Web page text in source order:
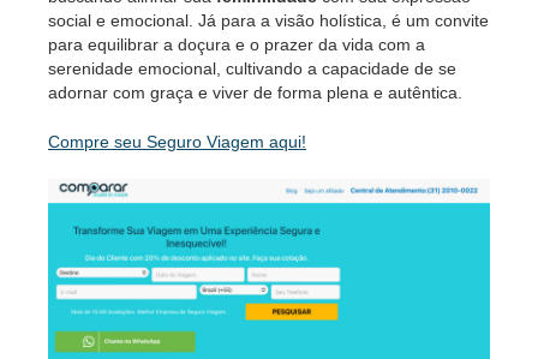
social e emocional. Já para a visão holística, é um convite
para equilibrar a doçura e o prazer da vida com a
serenidade emocional, cultivando a capacidade de se
adornar com graça e viver de forma plena e autêntica.
Compre seu Seguro Viagem aqui!